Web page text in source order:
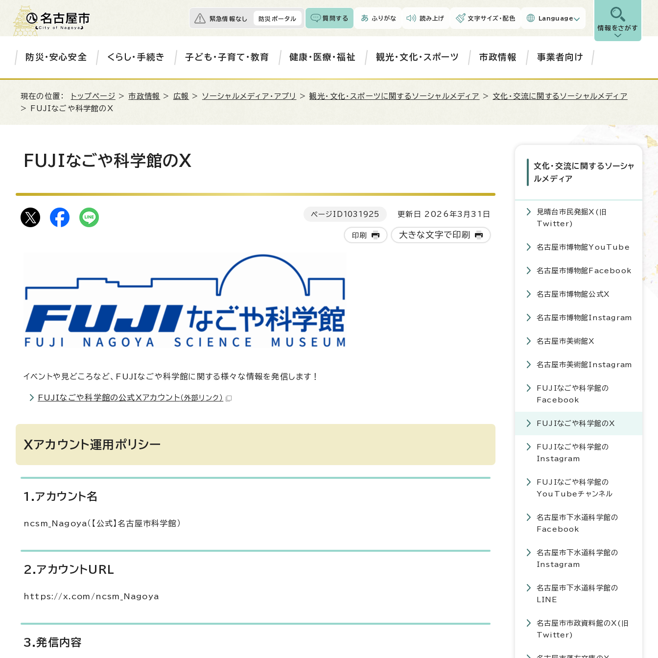
緊急情報なし 防災ポータル 質問する ふりがな 読み上げ 文字サイズ・配色 Language
情報をさがす
防災・安心安全 くらし・手続き 子ども・子育て・教育 健康・医療・福祉 観光・文化・スポーツ 市政情報 事業者向け
現在の位置： トップページ >市政情報 > 広報 > ソーシャルメディア・アプリ >観光・文化・スポーツに関するソーシャルメディア > 文化・交流に関するソーシャルメディア
> FUJIなごや科学館のX
FUJIなごや科学館のX
ページID 1031925 更新日 2026年3月31日
印刷 大きな文字で印刷
イベントや見どころなど、FUJIなごや科学館に関する様々な情報を発信します！
FUJIなごや科学館の公式Xアカウント （外部リンク）
Xアカウント運用ポリシー
1.アカウント名
ncsm_Nagoya（【公式】名古屋市科学館）
2.アカウントURL
https://x.com/ncsm_Nagoya
3.発信内容
文化・交流に関するソーシャ
ルメディア
見晴台市民発掘X(旧
Twitter)
名古屋市博物館YouTube
名古屋市博物館Facebook
名古屋市博物館公式X
名古屋市博物館Instagram
名古屋市美術館X
名古屋市美術館Instagram
FUJIなごや科学館の
Facebook
FUJIなごや科学館のX
FUJIなごや科学館の
Instagram
FUJIなごや科学館の
YouTubeチャンネル
名古屋市下水道科学館の
Facebook
名古屋市下水道科学館の
Instagram
名古屋市下水道科学館の
LINE
名古屋市市政資料館のX(旧
Twitter)